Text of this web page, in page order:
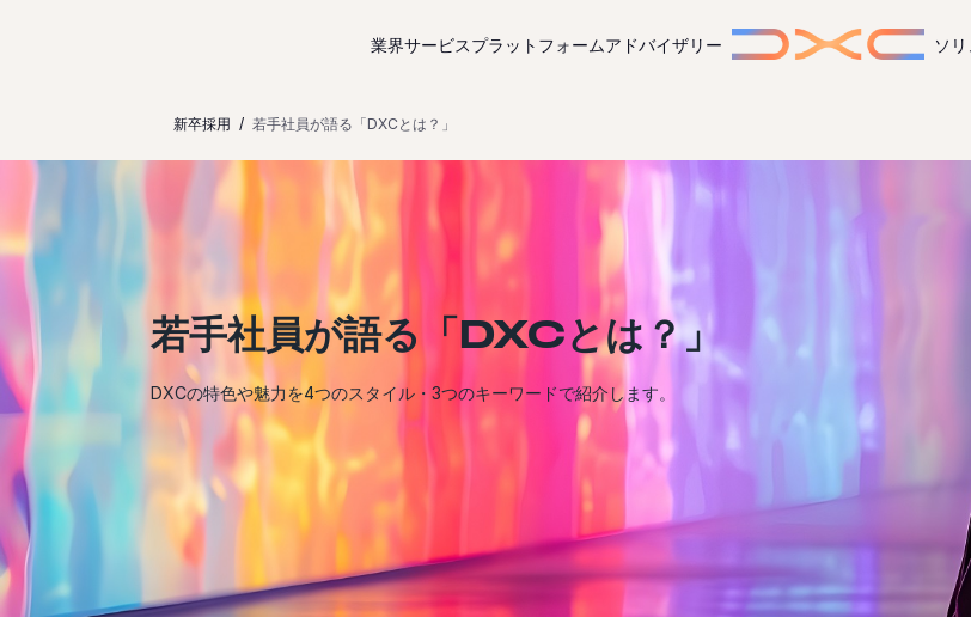
業界サービスプラットフォームアドバイザリー ソ
新卒採用 若手社員が語る「DXCとは？」
若手社員が語る「DXCとは？」
DXCの特色や魅力を4つのスタイル・3つのキーワードで紹介します。